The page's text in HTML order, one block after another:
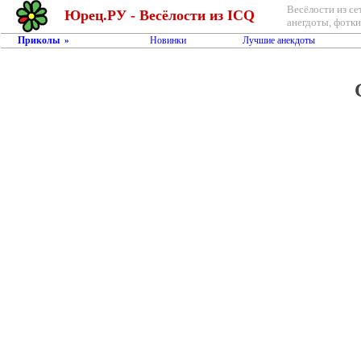
Юрец.РУ - Весёлости из ICQ
Весёлости из
анегдоты,
Приколы » Новинки Лучшие анекдоты